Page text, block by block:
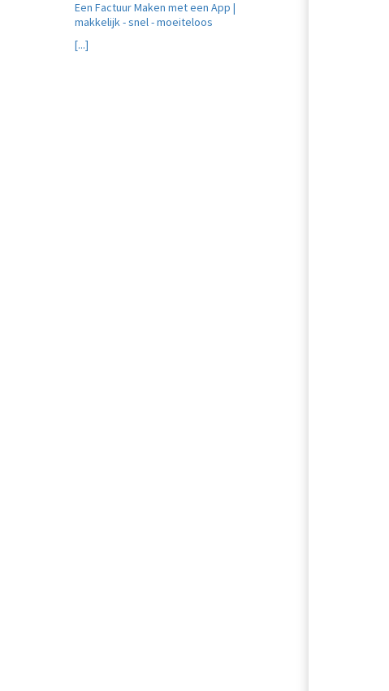
Een Factuur Maken met een App |
makkelijk - snel - moeiteloos
[...]